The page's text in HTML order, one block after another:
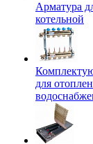
Арматура
котельной
для